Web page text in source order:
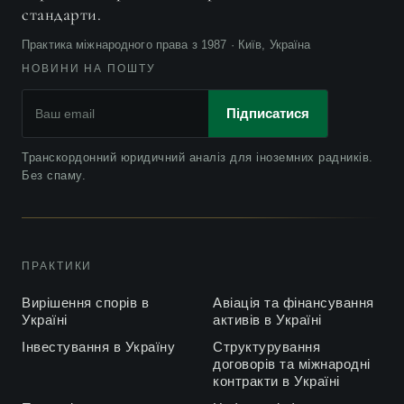
Міжнародний арбітраж vs суд: Що вигідніше для
бізнесу?
правилах польотів?
Сумна річниця: стан та перспективи відшкодування
Коронавірус та орендна плата за приміщення
Ганна Цірат про проблеми транспортної галузі
Юрисдикцію МКАС при зміні суб’єктного складу
сторін спору
Що таке Гаазькі Принципи, і чи потрібні вони
стандарти.
Практика міжнародного права з 1987 · Київ, Україна
НОВИНИ НА ПОШТУ
Підписатися
Транскордонний юридичний аналіз для іноземних радників.
Без спаму.
ПРАКТИКИ
Вирішення спорів в
Україні
Авіація та фінансування
активів в Україні
Інвестування в Україну
Структурування
договорів та міжнародні
контракти в Україні